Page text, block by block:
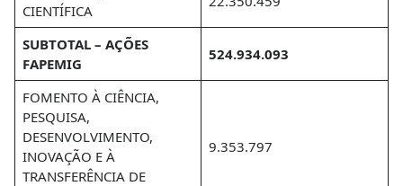
CIENTÍFICA
SUBTOTAL – AÇÕES
FAPEMIG
524.934.093
FOMENTO À CIÊNCIA,
PESQUISA,
DESENVOLVIMENTO,
INOVAÇÃO E À
TRANSFERÊNCIA DE
9.353.797